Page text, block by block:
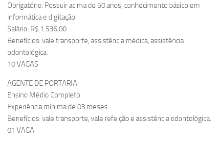
Obrigatório: Possuir acima de 50 anos, conhecimento básico em
informática e digitação.
Salário: R$ 1.536,00
Benefícios: vale transporte, assistência médica, assistência
odontológica.
10 VAGAS
AGENTE DE PORTARIA
Ensino Médio Completo
Experiência mínima de 03 meses
Benefícios: vale transporte, vale refeição e assistência odontológica.
01 VAGA